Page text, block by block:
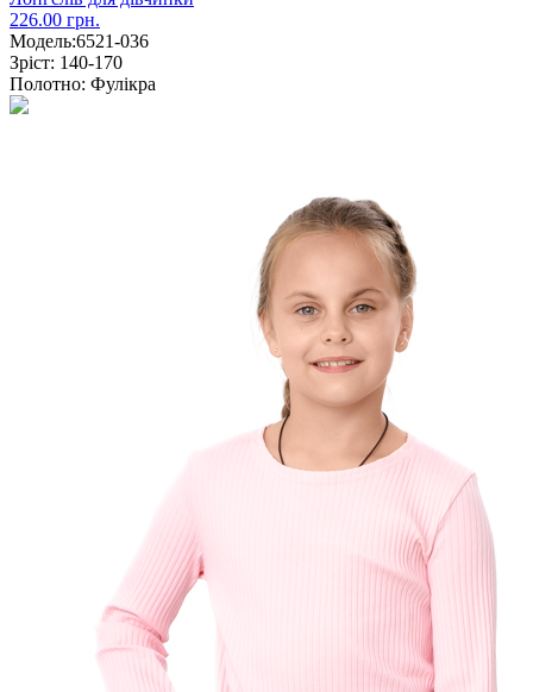
226.00 грн.
Модель:6521-036
Зріст: 140-170
Полотно: Фулікра